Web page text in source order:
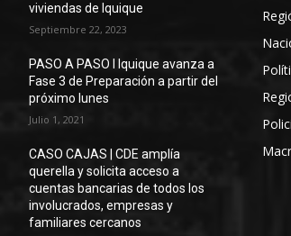
viviendas de Iquique
Septiembre 22, 2023
PASO A PASO I Iquique avanza a
Fase 3 de Preparación a partir del
próximo lunes
Julio 1, 2021
CASO CAJAS | CDE amplía
querella y solicita acceso a
cuentas bancarias de todos los
involucrados, empresas y
familiares cercanos